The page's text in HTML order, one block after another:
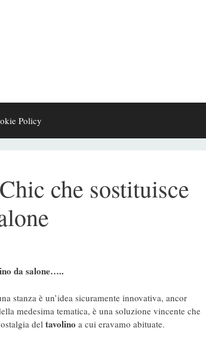
Policy
che sostituisce
da salone…..
stanza è un’idea sicuramente innovativa, ancor
medesima tematica, è una soluzione vincente che
del tavolino a cui eravamo abituate.